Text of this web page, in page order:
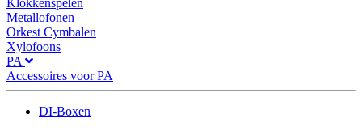
Klokkenspelen
Metallofonen
Orkest Cymbalen
Xylofoons
PA
Accessoires voor PA
DI-Boxen